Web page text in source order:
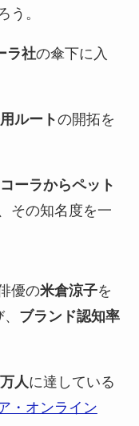
う。
ラ社の傘下に入
ルートの開拓を
ーラからペット
その知名度を一
優の米倉涼子を
ブランド認知率
人 に達している
・オンライン